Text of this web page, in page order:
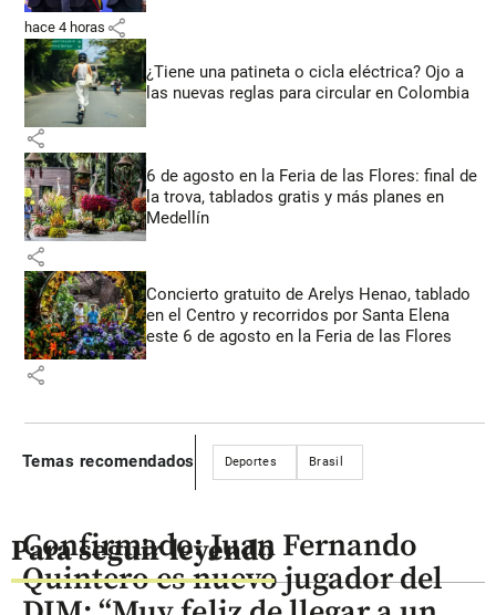
hace 4 horas share
¿Tiene una patineta o cicla eléctrica? Ojo a
las nuevas reglas para circular en Colombia
share
6 de agosto en la Feria de las Flores: final de
la trova, tablados gratis y más planes en
Medellín
share
Concierto gratuito de Arelys Henao, tablado
en el Centro y recorridos por Santa Elena
este 6 de agosto en la Feria de las Flores
share
Temas recomendados Deportes Brasil
Para seguir leyendo
Confirmado: Juan Fernando
Quintero es nuevo jugador del